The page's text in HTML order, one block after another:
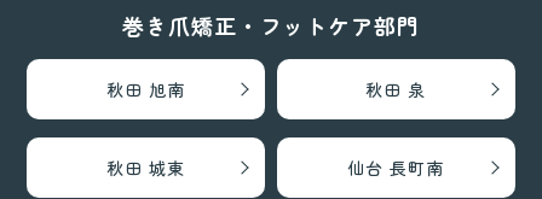
巻き爪矯正・フットケア部門
秋田 旭南 秋田 泉
秋田 城東 仙台 長町南